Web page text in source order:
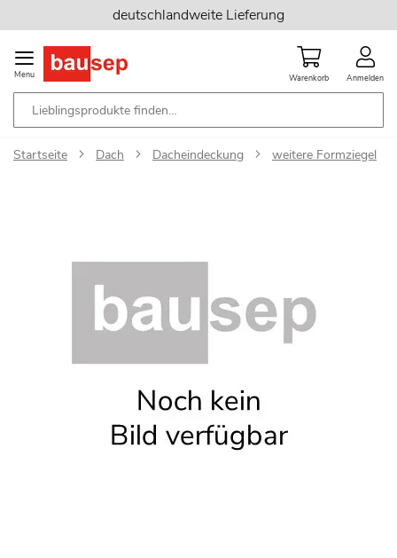
Inhalt
springen
deutschlandweite Lieferung
Menu Warenkorb Anmelden
Startseite Dach Dacheindeckung weitere Formziegel